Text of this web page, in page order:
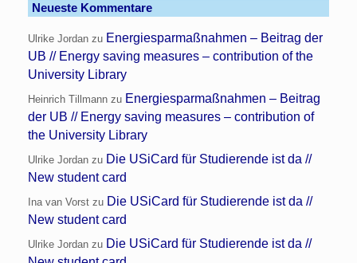
Neueste Kommentare
Ulrike Jordan zu Energiesparmaßnahmen – Beitrag der
UB // Energy saving measures – contribution of the
University Library
Heinrich Tillmann zu Energiesparmaßnahmen – Beitrag
der UB // Energy saving measures – contribution of
the University Library
Ulrike Jordan zu Die USiCard für Studierende ist da //
New student card
Ina van Vorst zu Die USiCard für Studierende ist da //
New student card
Ulrike Jordan zu Die USiCard für Studierende ist da //